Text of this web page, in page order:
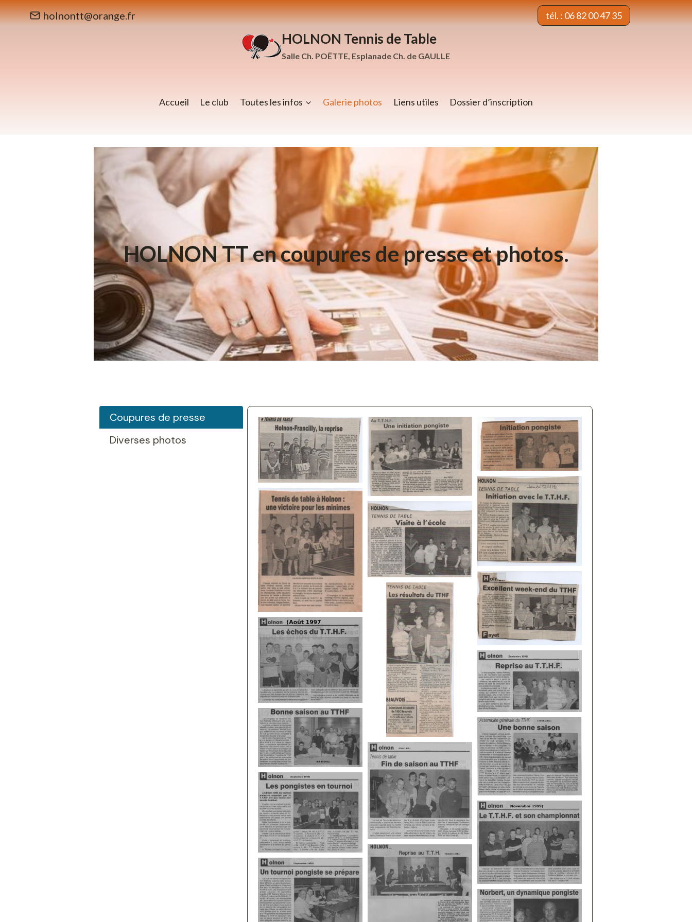
Aller
au
holnontt@orange.fr tél. : 06 82 00 47 35
HOLNON Tennis de Table
Salle Ch. POËTTE, Esplanade Ch. de GAULLE
Accueil Le club Toutes les infos Galerie photos Liens utiles Dossier d’inscription
HOLNON TT en coupures de presse et photos.
Coupures de presse
Diverses photos